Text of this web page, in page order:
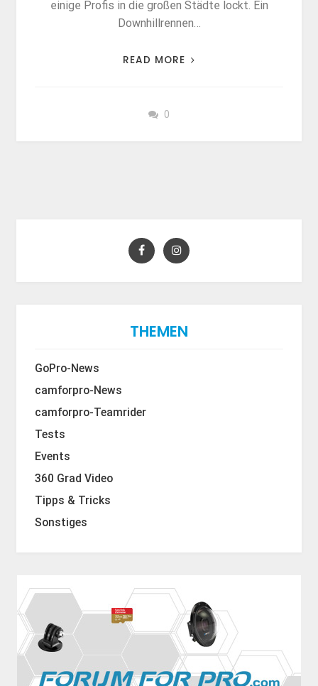
einige Profis in die großen Städte lockt. Ein
Downhillrennen…
READ MORE
0
THEMEN
GoPro-News
camforpro-News
camforpro-Teamrider
Tests
Events
360 Grad Video
Tipps & Tricks
Sonstiges